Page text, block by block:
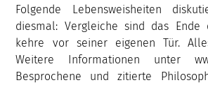
Folgende Lebensweisheiten
diesmal: Vergleiche sind das Ende
kehre vor seiner eigenen Tür.
Weitere Informationen unter
Besprochene und zitierte